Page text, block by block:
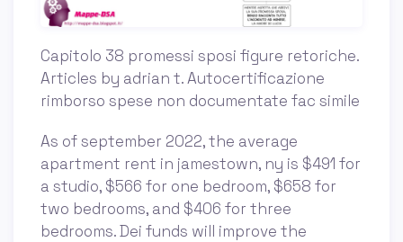
Capitolo 38 promessi sposi figure retoriche.
Articles by adrian t. Autocertificazione
rimborso spese non documentate fac simile
As of september 2022, the average
apartment rent in jamestown, ny is $491 for
a studio, $566 for one bedroom, $658 for
two bedrooms, and $406 for three
bedrooms. Dei funds will improve the